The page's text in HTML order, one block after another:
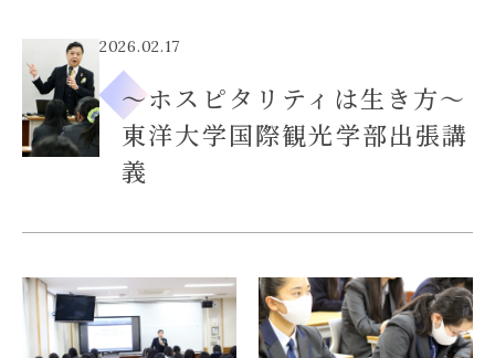
進路進学
お問い合わせ・資料請求
個人情報保護方針
対応に関する方針
2026.02.17
～ホスピタリティは生き方～
東洋大学国際観光学部出張講
義